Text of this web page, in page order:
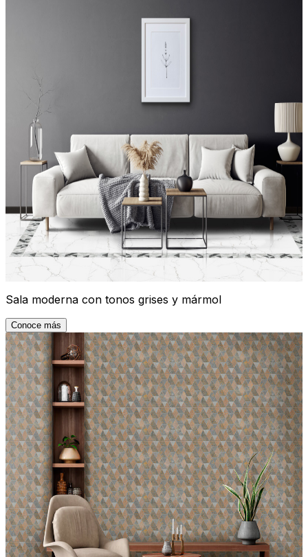
Sala moderna con tonos grises y mármol
Conoce más